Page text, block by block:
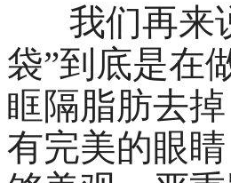
我们再来
袋”到底是在
眶隔脂肪去
有完美的眼